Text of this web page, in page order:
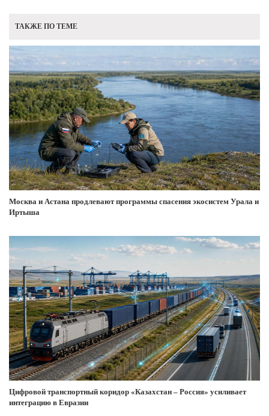
ТАКЖЕ ПО ТЕМЕ
Москва и Астана продлевают программы спасения экосистем Урала и
Иртыша
Цифровой транспортный коридор «Казахстан – Россия» усиливает
интеграцию в Евразии